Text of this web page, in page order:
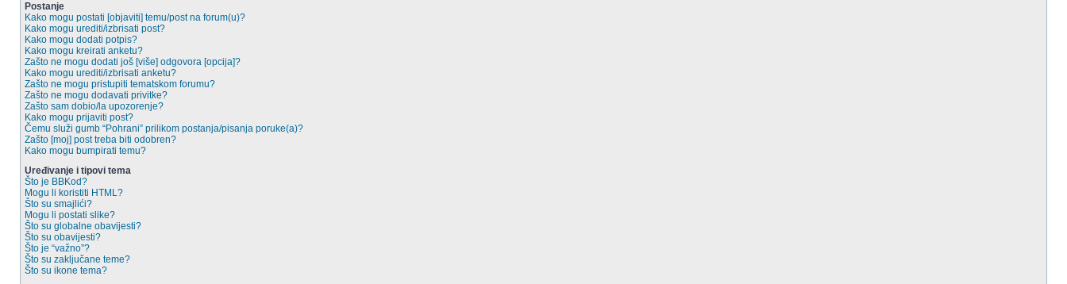
Postanje
Kako mogu postati [objaviti] temu/post na forum(u)?
Kako mogu urediti/izbrisati post?
Kako mogu dodati potpis?
Kako mogu kreirati anketu?
Zašto ne mogu dodati još [više] odgovora [opcija]?
Kako mogu urediti/izbrisati anketu?
Zašto ne mogu pristupiti tematskom forumu?
Zašto ne mogu dodavati privitke?
Zašto sam dobio/la upozorenje?
Kako mogu prijaviti post?
Čemu služi gumb “Pohrani” prilikom postanja/pisanja poruke(a)?
Zašto [moj] post treba biti odobren?
Kako mogu bumpirati temu?
Uređivanje i tipovi tema
Što je BBKod?
Mogu li koristiti HTML?
Što su smajlići?
Mogu li postati slike?
Što su globalne obavijesti?
Što su obavijesti?
Što je “važno”?
Što su zaključane teme?
Što su ikone tema?